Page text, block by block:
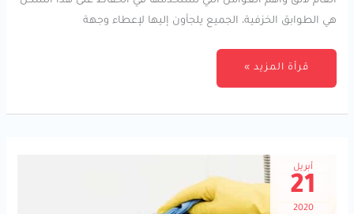
هي الطوابق الخزفية، الجميع يلجأون إليها لإعطاء وجهة
قرأة المزيد »
أبريل
21
2020